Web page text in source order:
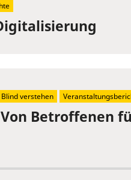
Betroffenen
Blind verstehen